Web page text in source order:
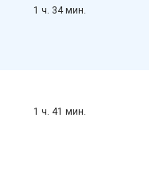
1 ч. 34 мин.
1 ч. 41 мин.